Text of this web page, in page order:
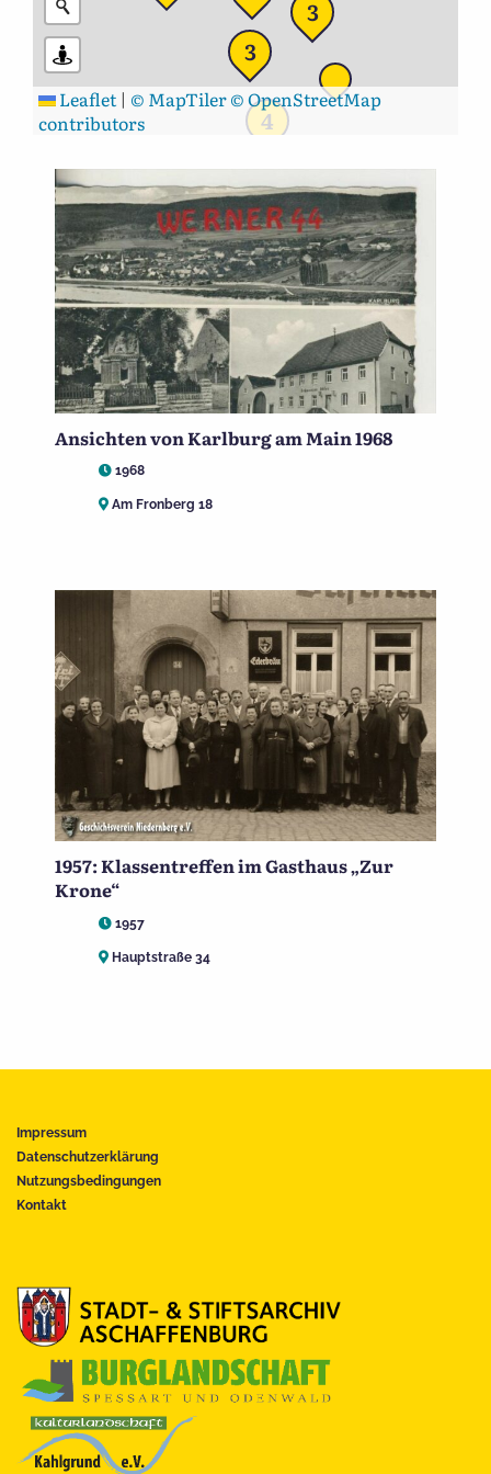
3
4
3
Leaflet | © MapTiler© OpenStreetMap
contributors
Ansichten von Karlburg am Main 1968
1968
Am Fronberg 18
1957: Klassentreffen im Gasthaus „Zur
Krone“
1957
Hauptstraße 34
Impressum
Datenschutzerklärung
Nutzungsbedingungen
Kontakt